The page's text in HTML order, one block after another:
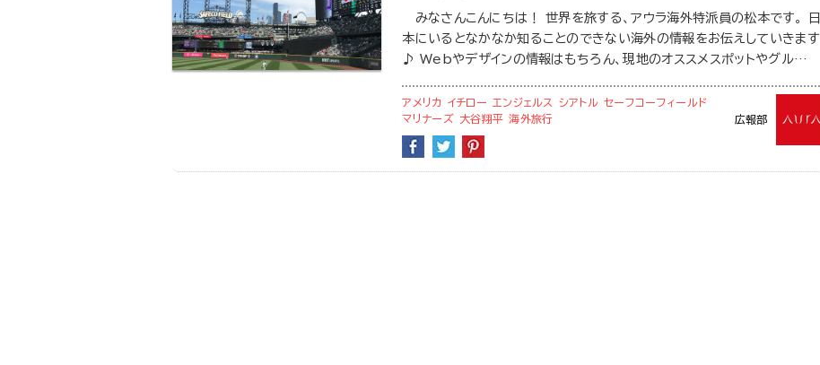
みなさんこんにちは！ 世界を旅する、アウラ海外特派員の松本です。 日
本にいるとなかなか知ることのできない海外の情報をお伝えしていきます
♪ Webやデザインの情報はもちろん、現地のオススメスポットやグル…
広報部
アメリカ イチロー エンジェルス シアトル セーフコーフィールド
マリナーズ 大谷翔平 海外旅行